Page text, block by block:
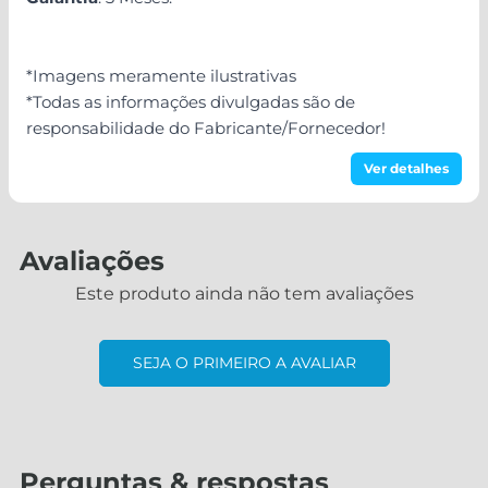
Ver detalhes
*Imagens meramente ilustrativas
*Todas as informações divulgadas são de
responsabilidade do Fabricante/Fornecedor!
Avaliações
Este produto ainda não tem avaliações
SEJA O PRIMEIRO A AVALIAR